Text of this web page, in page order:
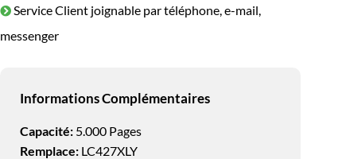
Service Client joignable par téléphone, e-mail,
messenger
Informations Complémentaires
Capacité:5.000 Pages
Remplace: LC427XLY